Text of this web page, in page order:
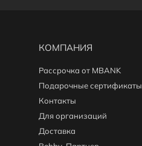
КОМПАНИЯ
Рассрочка от MBANK
Подарочные сертификаты
Контакты
Для организаций
Доставка